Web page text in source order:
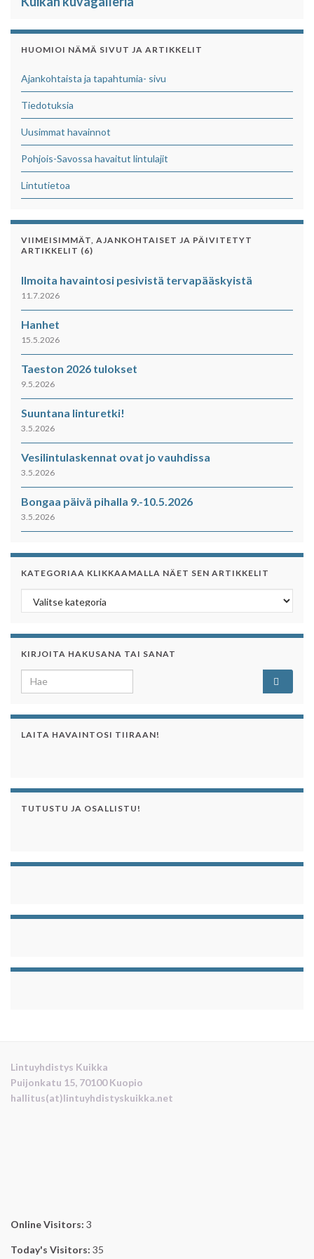
HUOMIOI NÄMÄ SIVUT JA ARTIKKELIT
Ajankohtaista ja tapahtumia- sivu
Tiedotuksia
Uusimmat havainnot
Pohjois-Savossa havaitut lintulajit
Lintutietoa
VIIMEISIMMÄT, AJANKOHTAISET JA PÄIVITETYT
ARTIKKELIT (6)
Ilmoita havaintosi pesivistä tervapääskyistä
11.7.2026
Hanhet
15.5.2026
Taeston 2026 tulokset
9.5.2026
Suuntana linturetki!
3.5.2026
Vesilintulaskennat ovat jo vauhdissa
3.5.2026
Bongaa päivä pihalla 9.-10.5.2026
3.5.2026
KATEGORIAA KLIKKAAMALLA NÄET SEN ARTIKKELIT
Kategoriaa klikkaamalla näet sen artikkelit
KIRJOITA HAKUSANA TAI SANAT
Search for:
LAITA HAVAINTOSI TIIRAAN!
TUTUSTU JA OSALLISTU!
Lintuyhdistys Kuikka
Puijonkatu 15, 70100 Kuopio
hallitus(at)lintuyhdistyskuikka.net
Online Visitors: 3
Today's Visitors: 35